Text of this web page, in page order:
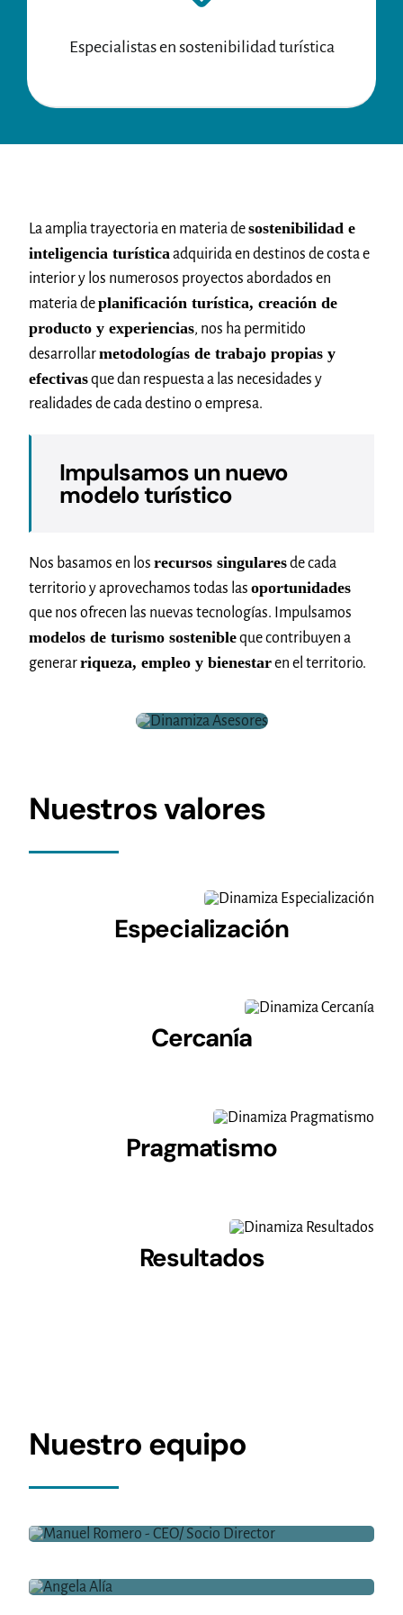
Especialistas en sostenibilidad turística
La amplia trayectoria en materia desostenibilidad e
inteligencia turística adquirida en destinos de costa e
interior y los numerosos proyectos abordados en
materia deplanificación turística, creación de
producto y experiencias, nos ha permitido
desarrollarmetodologías de trabajo propias y
efectivasque dan respuesta a las necesidades y
realidades de cada destino o empresa.
Impulsamos un nuevo
modelo turístico
Nos basamos en los recursos singularesde cada
territorio y aprovechamos todas las oportunidades
que nos ofrecen las nuevas tecnologías. Impulsamos
modelos de turismo sostenibleque contribuyen a
generarriqueza, empleo y bienestaren el territorio.
Nuestros valores
Especialización
Cercanía
Pragmatismo
Resultados
Nuestro equipo